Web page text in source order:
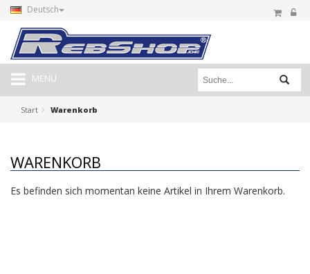
Deutsch
MENU
Start Warenkorb
WARENKORB
Es befinden sich momentan keine Artikel in Ihrem Warenkorb.